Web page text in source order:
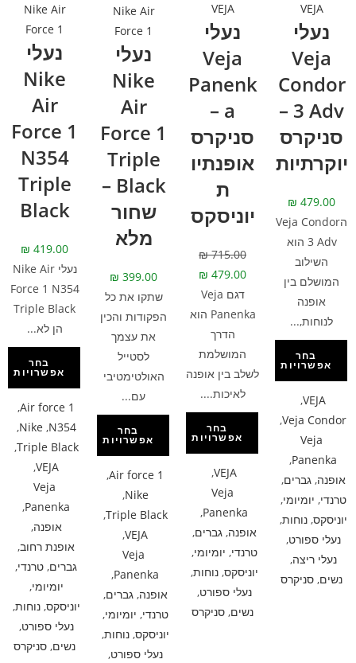
VEJA
נעלי
Veja
Condor
3 Adv –
סניקרס
יוקרתיות
₪ 479.00
הVeja Condor
3 Adv הוא
השילוב
המושלם בין
אופנה
לנוחות,...
בחר
אפשרויות
VEJA
,
Veja Condor
,
Veja
Panenka
,
אופנה,גברים,
טרנדי, יומיומי,
יוניסקס,נוחות,
נעלי ספורט,
נעלי ריצה,
נשים, סניקרס
VEJA
נעלי
Veja
Panenk
a –
סניקרס
אופנתיו
ת
יוניסקס
₪715.00
₪ 479.00
דגם Veja
Panenka הוא
הדרך
המושלמת
לשלב בין אופנה
לאיכות....
בחר
אפשרויות
VEJA
,
Veja
Panenka
,
אופנה,גברים,
טרנדי, יומיומי,
יוניסקס,נוחות,
נעלי ספורט,
נשים, סניקרס
Nike Air
Force 1
נעלי
Nike
Air
Force 1
Triple
Black –
שחור
מלא
₪ 399.00
שתקו את כל
הפקודות והכין
את עצמך
לסטייל
האולטימטיבי
עם...
בחר
אפשרויות
Air force 1
,
Nike
,
Triple Black
,
VEJA
,
Veja
Panenka
,
אופנה,גברים,
טרנדי, יומיומי,
יוניסקס,נוחות,
נעלי ספורט,
Nike Air
Force 1
נעלי
Nike
Air
Force 1
N354
Triple
Black
₪ 419.00
נעלי Nike Air
Force 1 N354
Triple Black
הן לא...
בחר
אפשרויות
Air force 1
,
N354
,
Nike
,
Triple Black
,
VEJA
,
Veja
Panenka
,
אופנה,
אופנת רחוב,
גברים, טרנדי,
יומיומי,
יוניסקס,נוחות,
נעלי ספורט,
נשים, סניקרס